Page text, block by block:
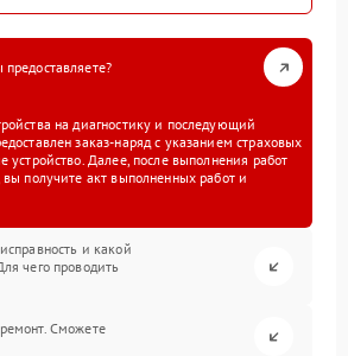
на диагностику и последующий
заказ-наряд с указанием страховых
устройство. Далее, после выполнения работ
получите акт выполненных работ и
и какой
чего проводить
Сможете